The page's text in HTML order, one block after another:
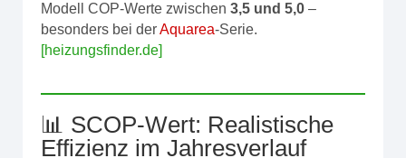
Modell COP-Werte zwischen 3,5 und 5,0 –
besonders bei derAquarea-Serie.
[heizungsfinder.de]
📊 SCOP-Wert: Realistische
Effizienz im Jahresverlauf